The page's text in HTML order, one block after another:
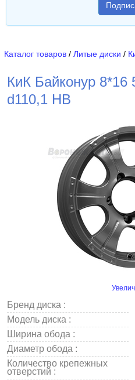
Каталог товаров / Литые диски /
КиК Байконур 8*16
d110,1 HB
Бренд диска :
Модель диска :
Ширина обода :
Диаметр обода :
Количество крепежных
отверстий :